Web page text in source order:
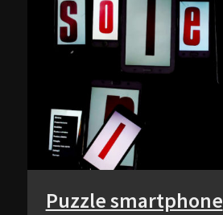
Puzzle smartphone